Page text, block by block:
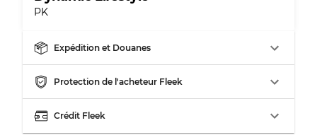
Répartition pour ratios mixtes
Qualité AB
Qualité BC
60% B, 40% C
PK
Expédition et Douanes
Protection de l'acheteur Fleek
Crédit Fleek